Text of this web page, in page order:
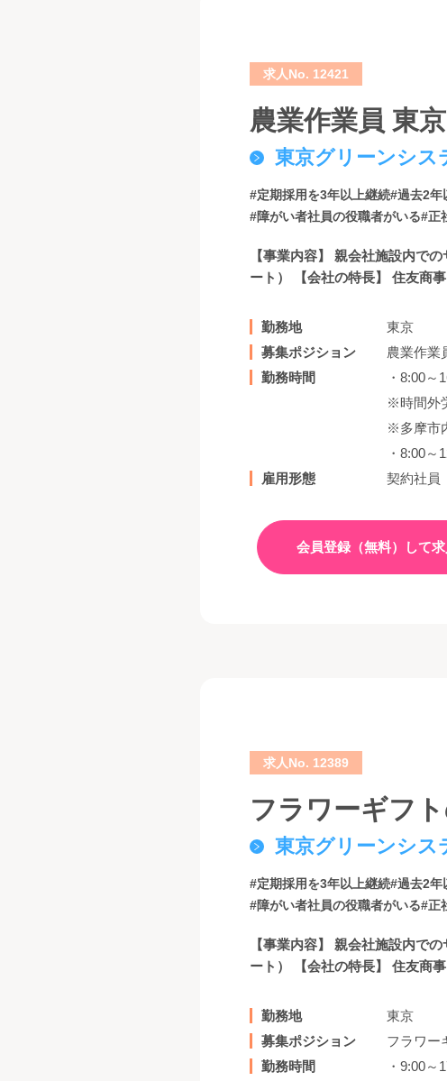
求人No. 12421
農業作業員 東京
東京グリーンシス
#定期採用を3年以上継続#過去2年
#障がい者社員の役職者がいる#正
【事業内容】 親会社施設内で
ート） 【会社の特長】 住友商
勤務地
東京
募集ポジション
農業作業
勤務時間
・8:00～
※時間外
※多摩市
・8:00～
雇用形態
契約社員
会員登録（無料）して
求人No. 12389
フラワーギフ
東京グリーンシス
#定期採用を3年以上継続#過去2年
#障がい者社員の役職者がいる#正
【事業内容】 親会社施設内で
ート） 【会社の特長】 住友商
勤務地
東京
募集ポジション
フラワー
勤務時間
・9:00～